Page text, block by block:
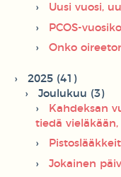
Uusi vuosi,
PCOS-
Onko
2025 (41)
Joulukuu (3)
Kahdeksan
tiedä
Jokainen